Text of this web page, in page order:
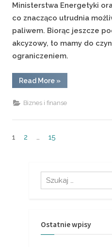
Ministerstwa Energetyki
co znacząco utrudnia
paliwem. Biorąc jeszcze
akcyzowy, to mamy do
ograniczeniem.
Read More“Dystrybutorzy
paliw
olejów
na
Polski”
»
Biznes i finanse
Nawigacja
wpisach
1 2 … 15
Szukaj:
Ostatnie wpisy